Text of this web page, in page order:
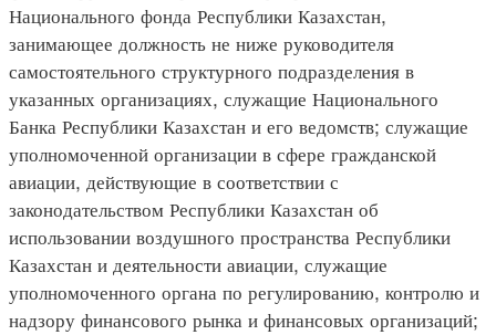
Национального фонда Республики Казахстан,
занимающее должность не ниже руководителя
самостоятельного структурного подразделения в
указанных организациях, служащие Национального
Банка Республики Казахстан и его ведомств; служащие
уполномоченной организации в сфере гражданской
авиации, действующие в соответствии с
законодательством Республики Казахстан об
использовании воздушного пространства Республики
Казахстан и деятельности авиации, служащие
уполномоченного органа по регулированию, контролю и
надзору финансового рынка и финансовых организаций;